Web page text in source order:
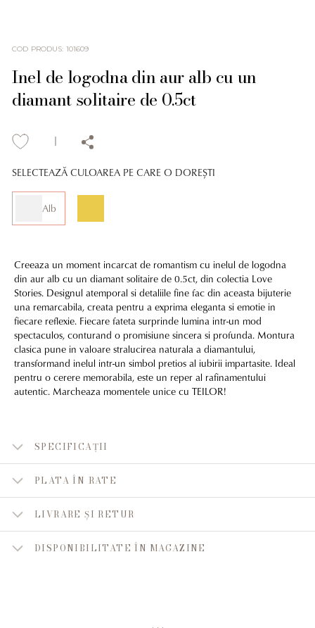
COD PRODUS: 101609
Inel de logodna din aur alb cu un
diamant solitaire de 0.5ct
SELECTEAZĂ CULOAREA PE CARE O DOREȘTI
Alb
Creeaza un moment incarcat de romantism cu inelul de logodna
din aur alb cu un diamant solitaire de 0.5ct, din colectia Love
Stories. Designul atemporal si detaliile fine fac din aceasta bijuterie
una remarcabila, creata pentru a exprima eleganta si emotie in
fiecare reflexie. Fiecare fateta surprinde lumina intr-un mod
spectaculos, conturand o promisiune sincera si profunda. Montura
clasica pune in valoare stralucirea naturala a diamantului,
transformand inelul intr-un simbol pretios al iubirii impartasite. Ideal
pentru o cerere memorabila, este un reper al rafinamentului
autentic. Marcheaza momentele unice cu TEILOR!
SPECIFICAȚII
PLATA ÎN RATE
LIVRARE ȘI RETUR
DISPONIBILITATE ÎN MAGAZINE